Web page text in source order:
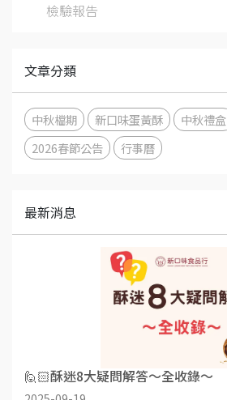
檢驗報告
文章分類
中秋檔期 新口味蛋黃酥 中秋禮盒
2026春節公告
行事曆
最新消息
🙋🏻酥迷8大疑問解答～全收錄～